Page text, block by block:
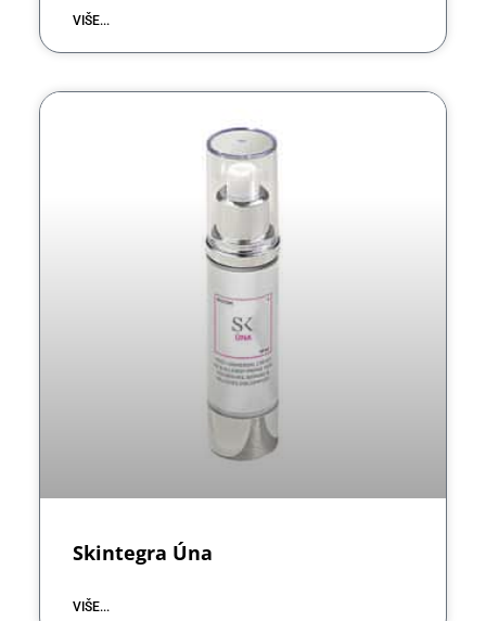
VIŠE...
Skintegra Úna
VIŠE...